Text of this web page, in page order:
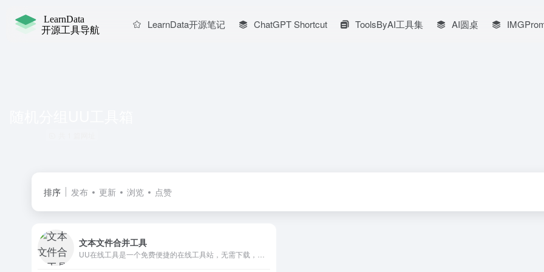
LearnData开源笔记 ChatGPT Shortcut ToolsByAI工具集 AI圆桌
排序 发布 更新 浏览 点赞
文本文件合并工具